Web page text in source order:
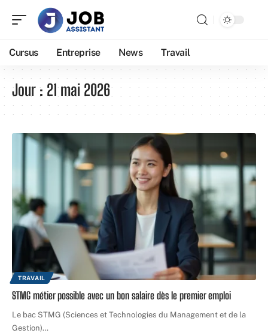
Cursus Entreprise News Travail
Jour : 21 mai 2026
TRAVAIL
STMG métier possible avec un bon salaire dès le premier emploi
Le bac STMG (Sciences et Technologies du Management et de la
Gestion)…